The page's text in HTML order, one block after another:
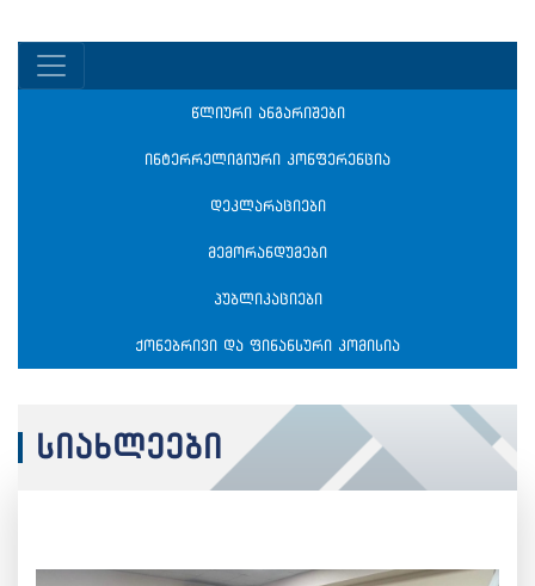
წლიური ანგარიშები
ინტერრელიგიური კონფერენცია
დეკლარაციები
მემორანდუმები
პუბლიკაციები
ქონებრივი და ფინანსური კომისია
სიახლეები